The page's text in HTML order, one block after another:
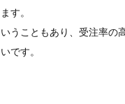
す。
うこともあり、受注率の
です。